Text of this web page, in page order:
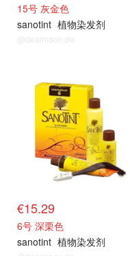
15号 灰金色
sanotint 植物染发剂
@dealmoon.de
€15.29
6号 深栗色
sanotint 植物染发剂